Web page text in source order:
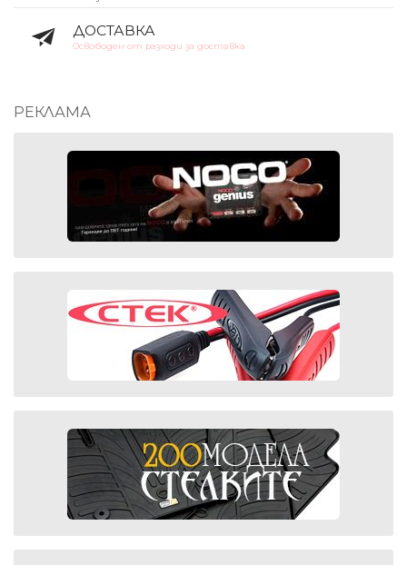
ДОСТАВКА
Освободен от разходи за доставка
РЕКЛАМА